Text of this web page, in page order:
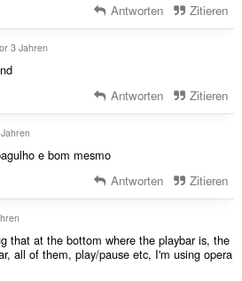
Antworten Zitieren
3 Jahren
Antworten Zitieren
e bom mesmo
Antworten Zitieren
that at the bottom where the playbar is, the
all of them, play/pause etc, I'm using opera